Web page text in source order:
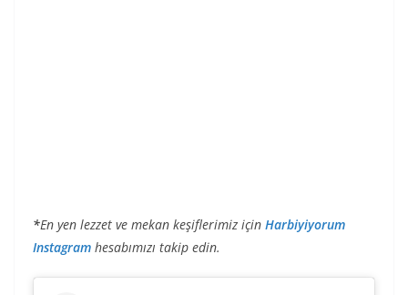
*En yen lezzet ve mekan keşiflerimiz için Harbiyiyorum
Instagram hesabımızı takip edin.